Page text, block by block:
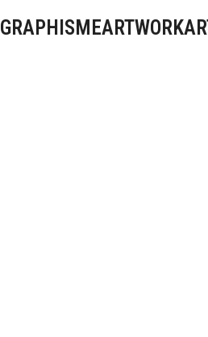
GRAPHISMEARTWORK